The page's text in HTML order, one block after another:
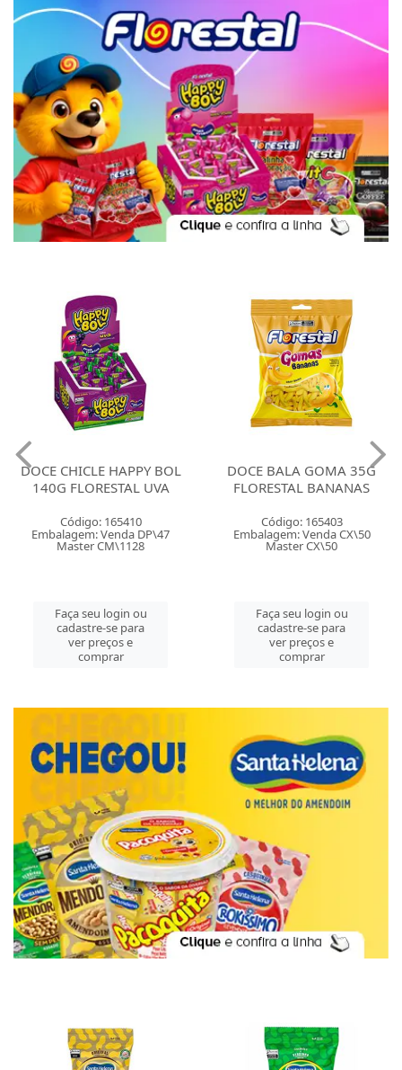
DOCE CHICLE HAPPY BOL
140G FLORESTAL UVA
Código: 165410
Embalagem: Venda DP\47
Master CM\1128
Faça seu login ou
cadastre-se para
ver preços e
comprar
DOCE BALA GOMA 35G
FLORESTAL BANANAS
Código: 165403
Embalagem: Venda CX\50
Master CX\50
Faça seu login ou
cadastre-se para
ver preços e
comprar